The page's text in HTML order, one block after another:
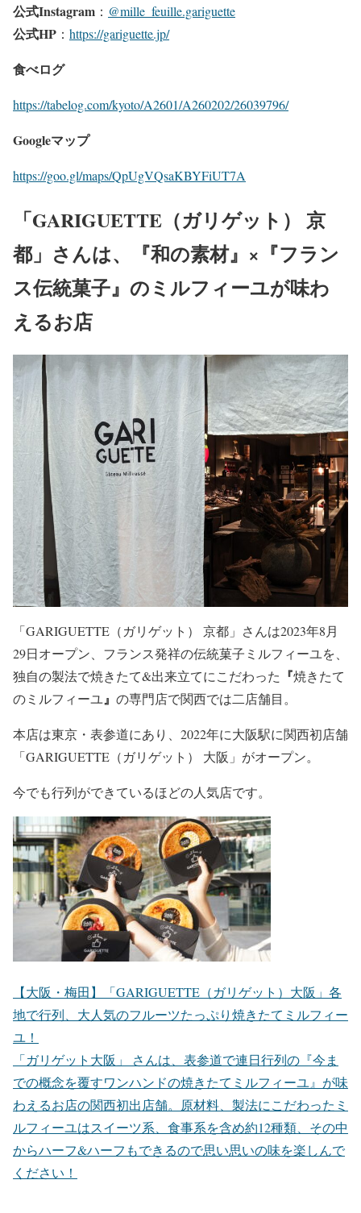
公式Instagram ： @mille_feuille.gariguette
公式HP ： https://gariguette.jp/
食べログ
https://tabelog.com/kyoto/A2601/A260202/26039796/
Googleマップ
https://goo.gl/maps/QpUgVQsaKBYFiUT7A
「GARIGUETTE（ガリゲット） 京
都」さんは、『和の素材』×『フラン
ス伝統菓子』のミルフィーユが味わ
えるお店
「GARIGUETTE（ガリゲット） 京都」さんは2023年8月
29日オープン、フランス発祥の伝統菓子ミルフィーユを、
独自の製法で焼きたて&出来立てにこだわった 『焼きたて
のミルフィーユ』 の専門店で関西では二店舗目。
本店は東京・表参道にあり、2022年に大阪駅に関西初店舗
「GARIGUETTE（ガリゲット） 大阪」がオープン。
今でも行列ができているほどの人気店です。
【大阪・梅田】「GARIGUETTE（ガリゲット）大阪」各
地で行列、大人気のフルーツたっぷり焼きたてミルフィー
ユ！
「ガリゲット大阪」 さんは、表参道で連日行列の『今ま
での概念を覆すワンハンドの焼きたてミルフィーユ』が味
わえるお店の関西初出店舗。原材料、製法にこだわったミ
ルフィーユはスイーツ系、食事系を含め約12種類、その中
からハーフ&ハーフもできるので思い思いの味を楽しんで
ください！